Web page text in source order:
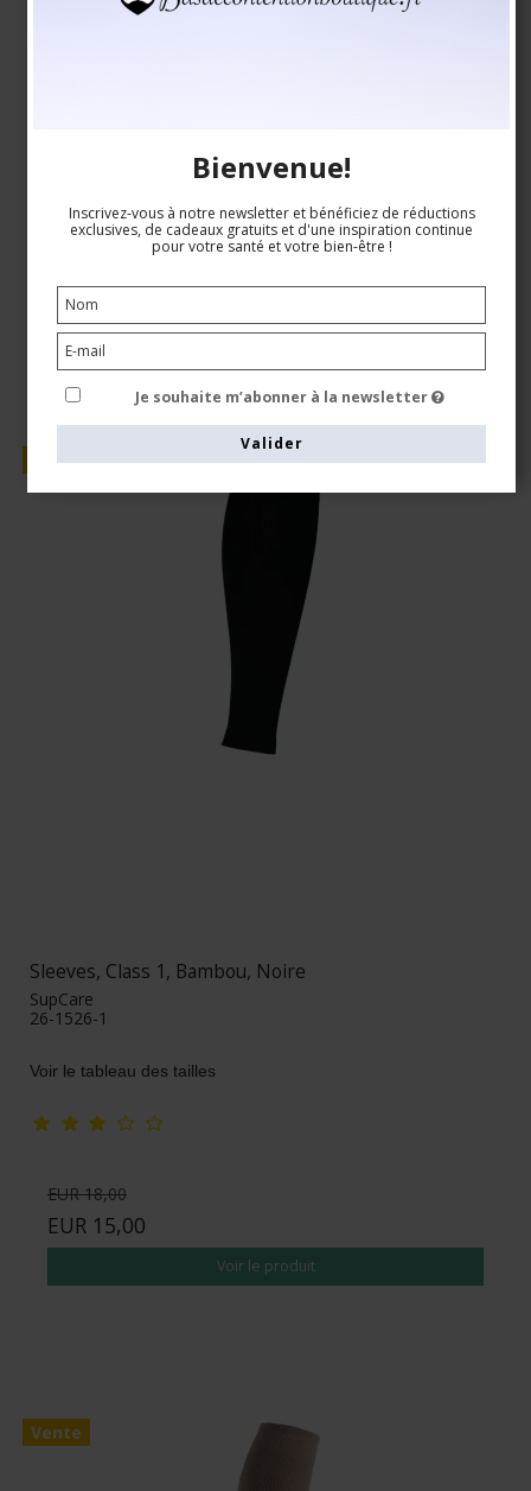
EUR 18,00
Voir le produit
Vente
Sleeves, Class 1, Bambou, Noire
SupCare
26-1526-1
Voir le tableau des tailles
EUR 18,00
EUR 15,00
Voir le produit
Vente
Bienvenue!
Inscrivez-vous à notre newsletter et bénéficiez de réductions
exclusives, de cadeaux gratuits et d'une inspiration continue
pour votre santé et votre bien-être !
Je souhaite m’abonner à la newsletter
Valider